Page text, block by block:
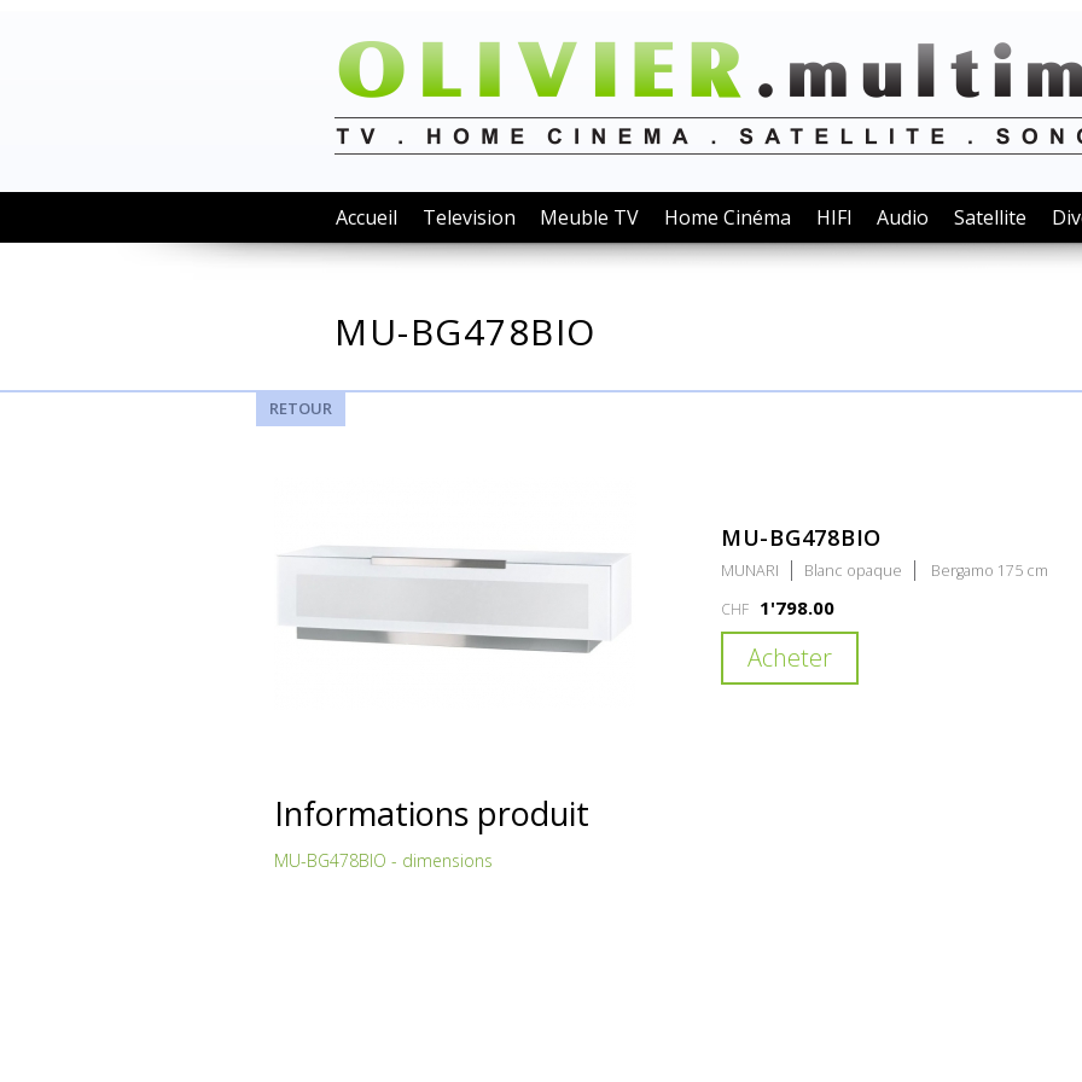
Accueil Television Meuble TV Home Cinéma HIFI Audio Satellite
MU-BG478BIO
RETOUR
MU-BG478BIO
MUNARI Blanc opaque
Bergamo 175 cm
CHF 1'798.00
Acheter
Informations produit
MU-BG478BIO - dimensions